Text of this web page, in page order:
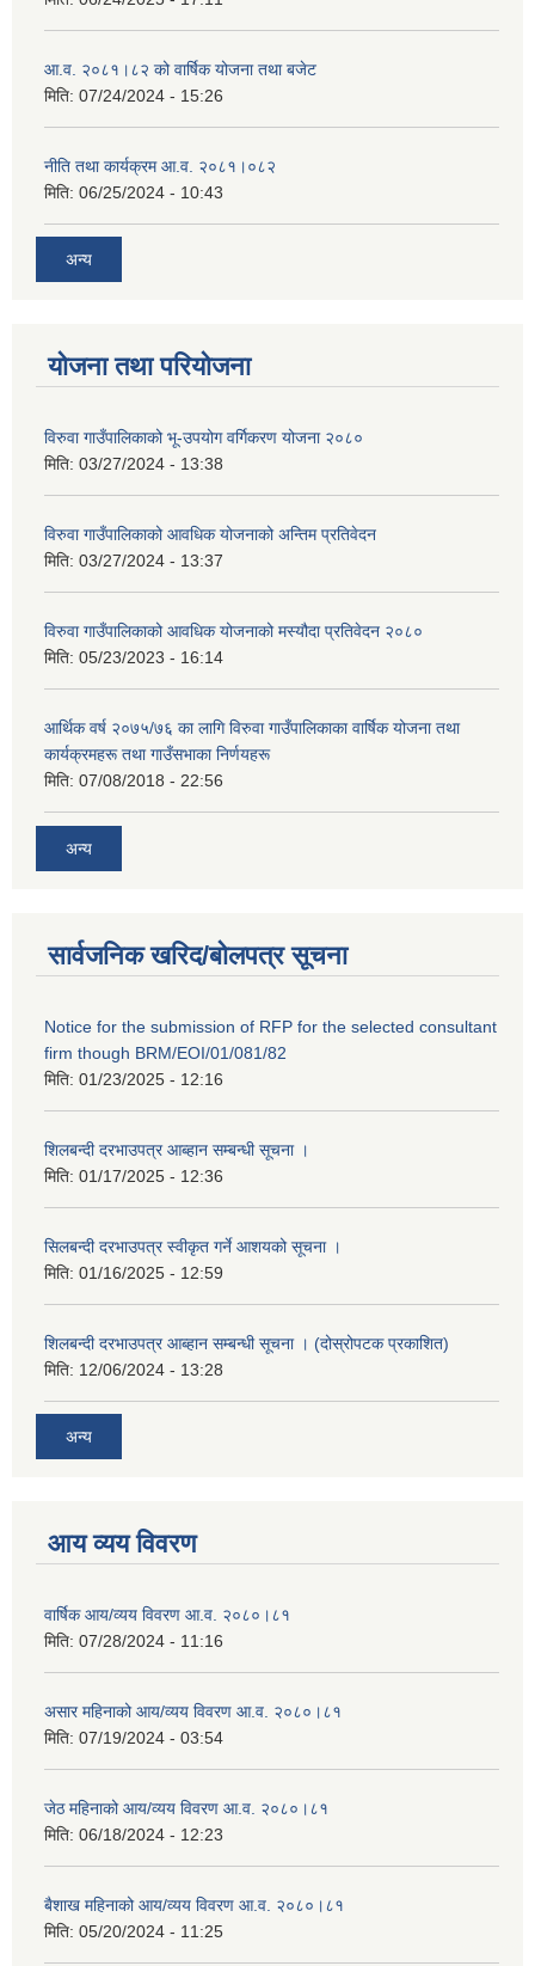
आ.व. २०८१।८२ को वार्षिक योजना तथा बजेट
मिति: 07/24/2024 - 15:26
नीति तथा कार्यक्रम आ.व. २०८१।०८२
मिति: 06/25/2024 - 10:43
अन्य
योजना तथा परियोजना
विरुवा गाउँपालिकाको भू-उपयोग वर्गिकरण योजना २०८०
मिति: 03/27/2024 - 13:38
विरुवा गाउँपालिकाको आवधिक योजनाको अन्तिम प्रतिवेदन
मिति: 03/27/2024 - 13:37
विरुवा गाउँपालिकाको आवधिक योजनाको मस्यौदा प्रतिवेदन २०८०
मिति: 05/23/2023 - 16:14
आर्थिक वर्ष २०७५/७६ का लागि विरुवा गाउँपालिकाका वार्षिक योजना तथा
कार्यक्रमहरू तथा गाउँसभाका निर्णयहरू
मिति: 07/08/2018 - 22:56
अन्य
सार्वजनिक खरिद/बोलपत्र सूचना
Notice for the submission of RFP for the selected consultant
firm though BRM/EOI/01/081/82
मिति: 01/23/2025 - 12:16
शिलबन्दी दरभाउपत्र आब्हान सम्बन्धी सूचना ।
मिति: 01/17/2025 - 12:36
सिलबन्दी दरभाउपत्र स्वीकृत गर्ने आशयको सूचना ।
मिति: 01/16/2025 - 12:59
शिलबन्दी दरभाउपत्र आब्हान सम्बन्धी सूचना । (दोस्रोपटक प्रकाशित)
मिति: 12/06/2024 - 13:28
अन्य
आय व्यय विवरण
वार्षिक आय/व्यय विवरण आ.व. २०८०।८१
मिति: 07/28/2024 - 11:16
असार महिनाको आय/व्यय विवरण आ.व. २०८०।८१
मिति: 07/19/2024 - 03:54
जेठ महिनाको आय/व्यय विवरण आ.व. २०८०।८१
मिति: 06/18/2024 - 12:23
बैशाख महिनाको आय/व्यय विवरण आ.व. २०८०।८१
मिति: 05/20/2024 - 11:25